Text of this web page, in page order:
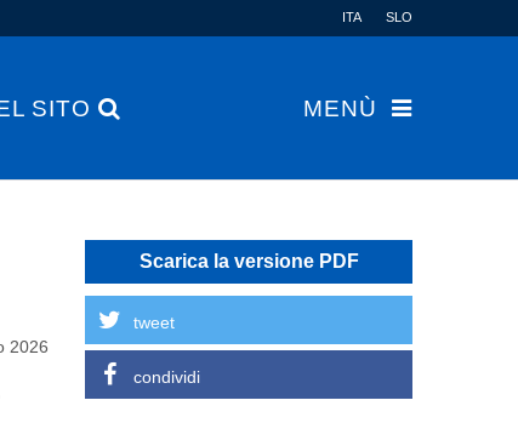
ITA SLO
SITO MENÙ
2026
Scarica la versione PDF
tweet
condividi